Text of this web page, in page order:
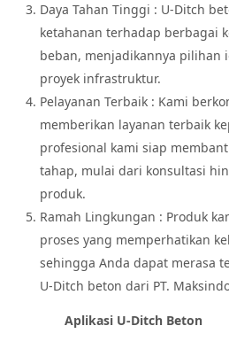
Daya Tahan Tinggi : U-Ditch
ketahanan terhadap berbagai
beban, menjadikannya pilihan
proyek infrastruktur.
Pelayanan Terbaik : Kami
memberikan layanan terbaik
profesional kami siap
tahap, mulai dari konsultasi
produk.
Ramah Lingkungan : Produk
proses yang memperhatikan
sehingga Anda dapat merasa
U-Ditch beton dari PT.
Aplikasi U-Ditch Beton